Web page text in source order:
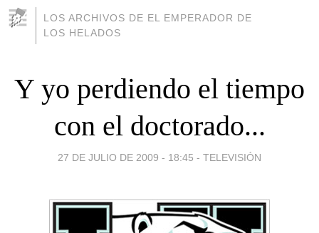
LOS ARCHIVOS DE EL EMPERADOR DE
LOS HELADOS
Y yo perdiendo el tiempo
con el doctorado...
27 DE JULIO DE 2009 - 18:45 - TELEVISIÓN